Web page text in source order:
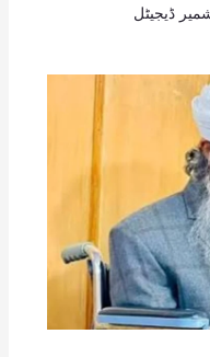
ڈیجیٹل